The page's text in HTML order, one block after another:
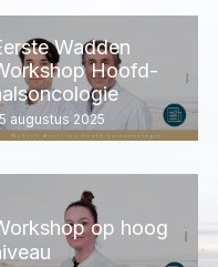
Wadden
Hoofd-
augustus 2025
op hoog